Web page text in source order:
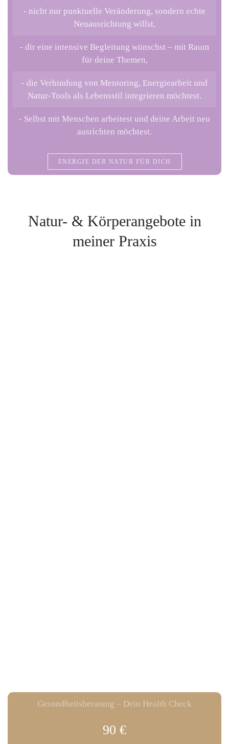
- nicht nur punktuelle Veränderung, sondern echte
Neuausrichtung willst,
- dir eine intensive Begleitung wünschst – mit Raum
für deine Themen,
- die Verbindung von Mentoring, Energiearbeit und
Natur-Tools als Lebensstil integrieren möchtest.
- Selbst mit Menschen arbeitest und deine Arbeit neu
ausrichten möchtest.
ENERGIE DER NATUR FÜR DICH
Natur- & Körperangebote in
meiner Praxis
Gesundheitsberatung – Dein Health Check
90 €